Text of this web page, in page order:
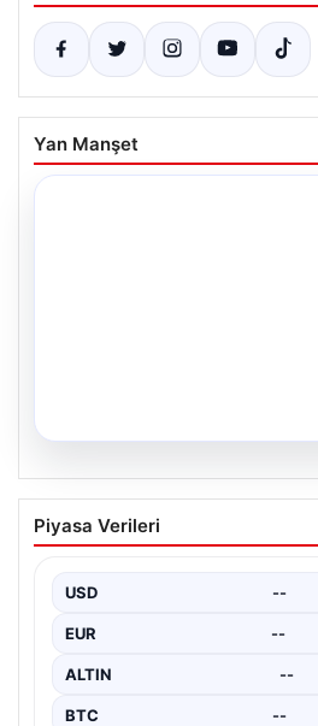
Yan Manşet
Çerçeve Yasa Nedir,
Terörle Mücadeledeki
tutan çerçeve yasa, temel olarak
Piyasa Verileri
USD --
EUR --
ALTIN --
BTC --